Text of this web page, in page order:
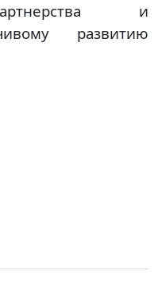
и
развитию